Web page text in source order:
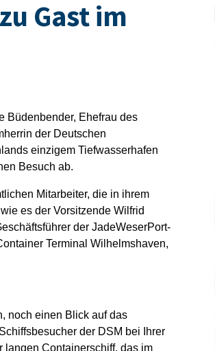
Gast im
Büdenbender, Ehefrau des
der Deutschen
einzigem Tiefwasserhafen
Besuch ab.
Mitarbeiter, die in ihrem
es der Vorsitzende Wilfrid
der JadeWeserPort-
Terminal Wilhelmshaven,
noch einen Blick auf das
der DSM bei Ihrer
langen Containerschiff, das im